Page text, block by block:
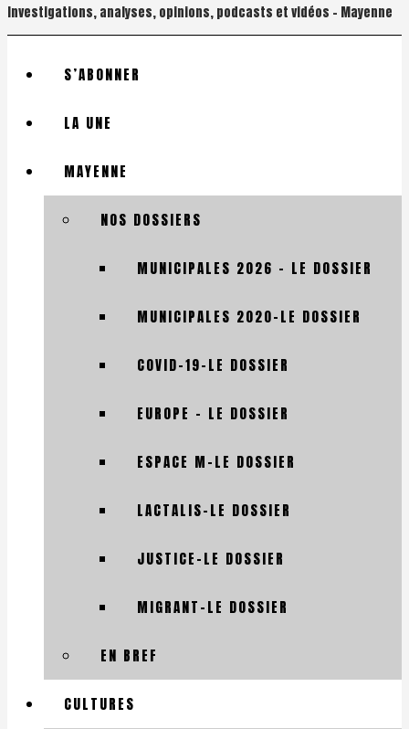
Investigations, analyses, opinions, podcasts et vidéos – Mayenne
S’ABONNER
LA UNE
MAYENNE
NOS DOSSIERS
MUNICIPALES 2026 – LE DOSSIER
MUNICIPALES 2020-LE DOSSIER
COVID-19-LE DOSSIER
EUROPE – LE DOSSIER
ESPACE M-LE DOSSIER
LACTALIS-LE DOSSIER
JUSTICE-LE DOSSIER
MIGRANT-LE DOSSIER
EN BREF
CULTURES